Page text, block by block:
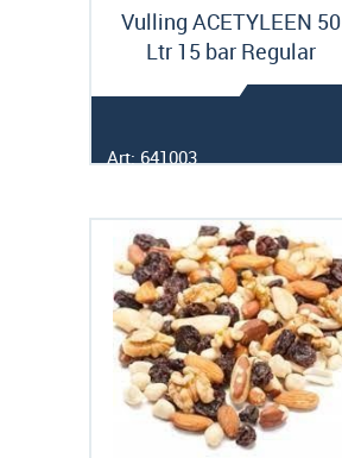
Vulling ACETYLEEN 50
Ltr 15 bar Regular
Art: 641003